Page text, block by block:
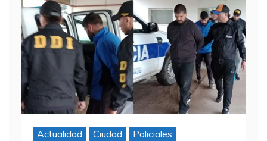
Actualidad Ciudad Policiales